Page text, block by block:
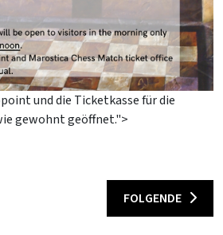
und die Ticketkasse für die
gewohnt geöffnet.">
FOLGENDE